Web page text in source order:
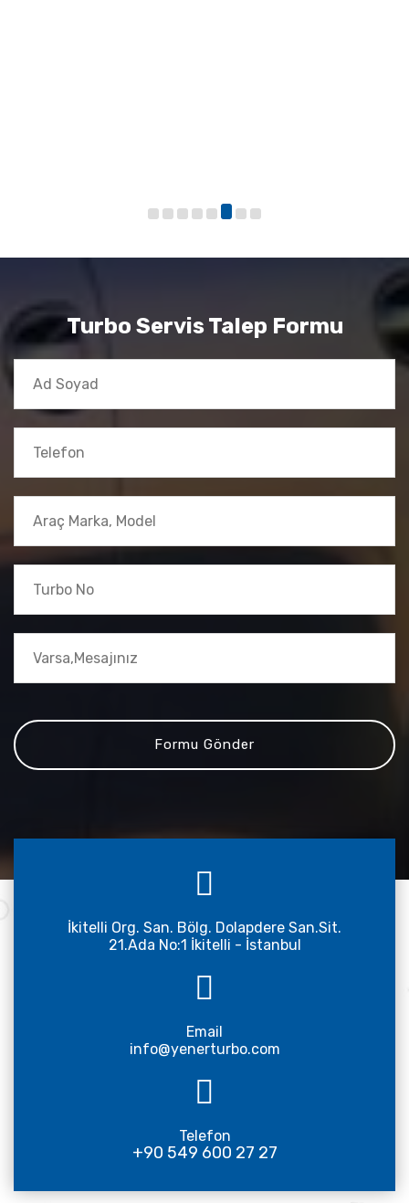
Turbo Servis Talep Formu
İkitelli Org. San. Bölg. Dolapdere San.Sit.
21.Ada No:1 İkitelli - İstanbul
Email
info@yenerturbo.com
Telefon
+90 549 600 27 27